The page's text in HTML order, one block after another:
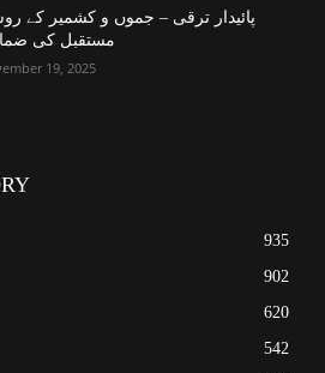
پائیدار ترقی – جموں و کشمیر کے
مستقبل کی
19, 2025
935
902
620
542